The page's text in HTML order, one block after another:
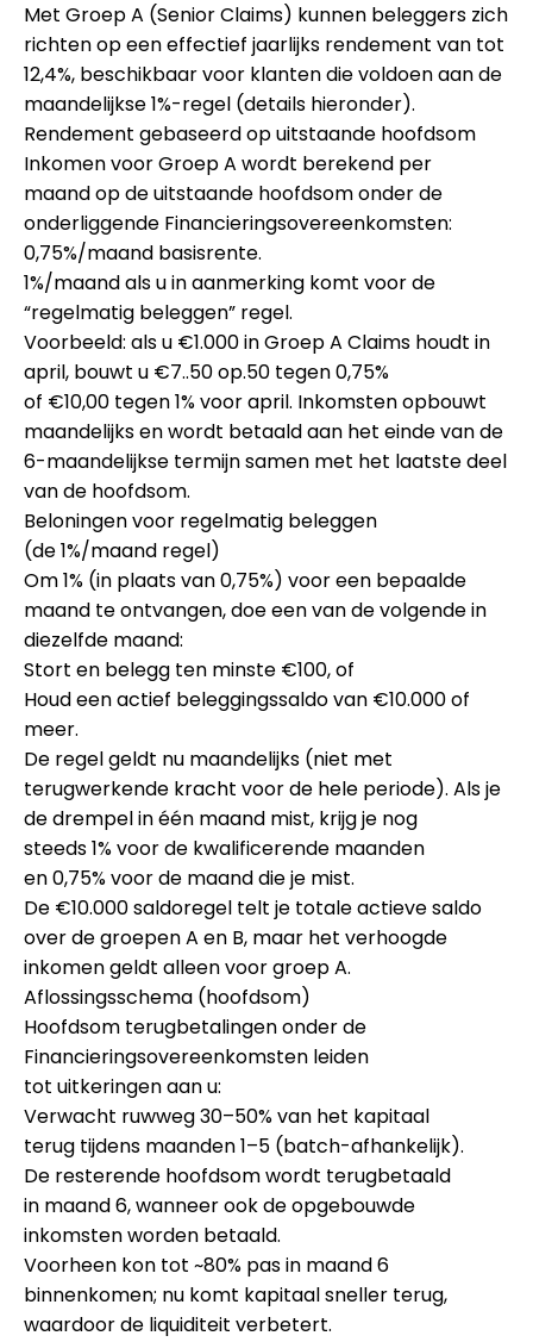
ask@scrambleup.com
+372 712 2955
Met Groep A (Senior Claims) kunnen beleggers zich
richten op een effectief jaarlijks rendement van tot
12,4%, beschikbaar voor klanten die voldoen aan de
maandelijkse 1%-regel (details hieronder).
Rendement gebaseerd opuitstaande hoofdsom
Inkomen voor Groep A wordt berekend per
maandop deuitstaande hoofdsomonder de
onderliggende Financieringsovereenkomsten:
0,75%/maand basisrente.
1%/maandals u in aanmerking komt voor de
“regelmatig beleggen” regel.
Voorbeeld: als u €1.000in Groep A Claims houdt in
april, bouwt u €7..50op.50 tegen 0,75%
of €10,00 tegen 1%voor april. Inkomstenopbouwt
maandelijksen wordt betaald aan het einde van de
6-maandelijkse termijnsamen met het laatste deel
van de hoofdsom.
Beloningen voor regelmatig beleggen
(de1%/maand regel)
Om1% (in plaats van 0,75%) voor een bepaalde
maand te ontvangen, doeeen van de volgendein
diezelfde maand:
Stort en belegg ten minste €100, of
Houd eenactief beleggingssaldo van €10.000of
meer.
De regel geldt nu maandelijks (niet met
terugwerkende kracht voor de hele periode). Als je
de drempel in één maand mist, krijg je nog
steeds1%voor de kwalificerende maanden
en0,75%voor de maand die je mist.
De €10.000 saldoregel telt je totale actieve saldo
over de groepen A en B, maar het verhoogde
inkomen geldt alleen voor groep A.
Aflossingsschema (hoofdsom)
Hoofdsom terugbetalingen onder de
Financieringsovereenkomsten leiden
tot uitkeringenaan u:
Verwacht ruwweg30–50%van het kapitaal
terug tijdens maanden 1–5 (batch-afhankelijk).
De resterende hoofdsomwordt terugbetaald
in maand 6, wanneer ook de opgebouwde
inkomsten worden betaald.
Voorheen kon tot ~80% pas in maand 6
binnenkomen; nu komt kapitaalsneller terug,
waardoor de liquiditeit verbetert.